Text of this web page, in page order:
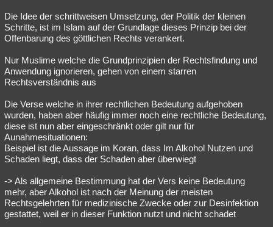
Die Idee der schrittweisen Umsetzung, der Politik der kleinen
Schritte, ist im Islam auf der Grundlage dieses Prinzip bei der
Offenbarung des göttlichen Rechts verankert.
Nur Muslime welche die Grundprinzipien der Rechtsfindung und
Anwendung ignorieren, gehen von einem starren
Rechtsverständnis aus
Die Verse welche in ihrer rechtlichen Bedeutung aufgehoben
wurden, haben aber häufig immer noch eine rechtliche Bedeutung,
diese ist nun aber eingeschränkt oder gilt nur für
Aunahmesituationen:
Beispiel ist die Aussage im Koran, dass Im Alkohol Nutzen und
Schaden liegt, dass der Schaden aber überwiegt
-> Als allgemeine Bestimmung hat der Vers keine Bedeutung
mehr, aber Alkohol ist nach der Meinung der meisten
Rechtsgelehrten für medizinische Zwecke oder zur Desinfektion
gestattet, weil er in dieser Funktion nutzt und nicht schadet